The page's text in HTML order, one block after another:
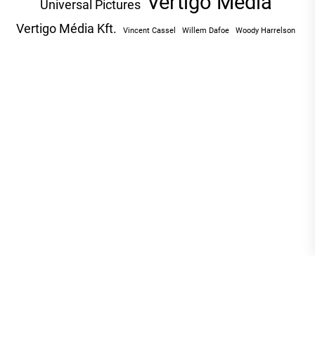
Universal Pictures
Vertigo Média Kft. Vincent Cassel Willem Dafoe Woody Harrelson